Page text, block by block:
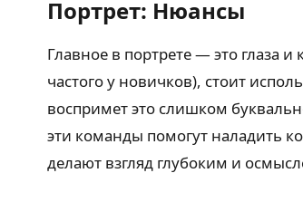
Портрет: Нюансы
Главное в портрете — это глаза
частого у новичков), стоит
воспримет это слишком
эти команды помогут наладить
делают взгляд глубоким и